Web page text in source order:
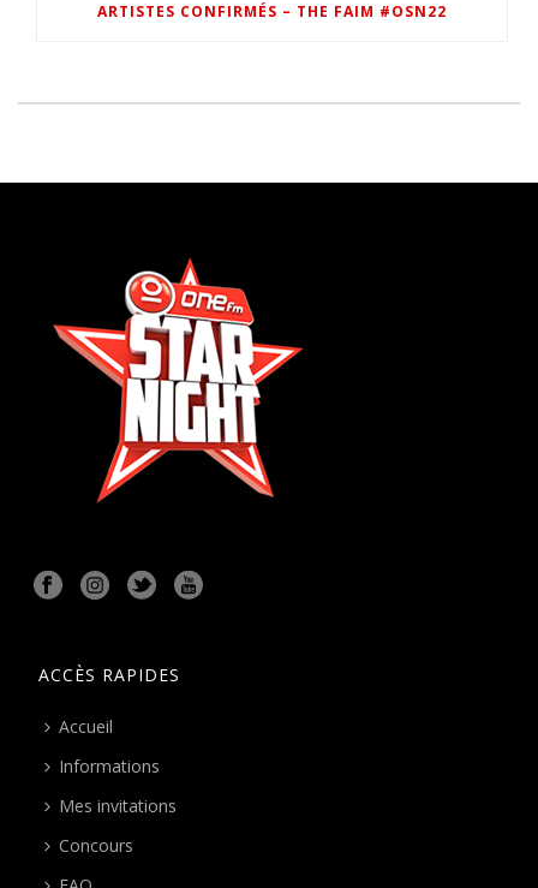
ARTISTES CONFIRMÉS – THE FAIM #OSN22
ACCÈS RAPIDES
Accueil
Informations
Mes invitations
Concours